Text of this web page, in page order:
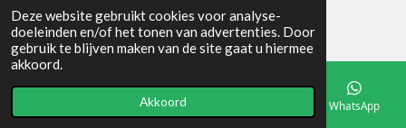
Deze website gebruikt cookies voor analyse-
doeleinden en/of het tonen van advertenties. Door
gebruik te blijven maken van de site gaat u hiermee
akkoord.
Akkoord
Powered byJouwWeb
Telefoonnummer WhatsApp